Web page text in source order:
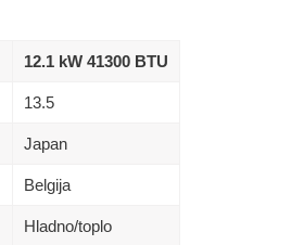
12.1 kW 41300 BTU
13.5
Japan
Belgija
Hladno/toplo